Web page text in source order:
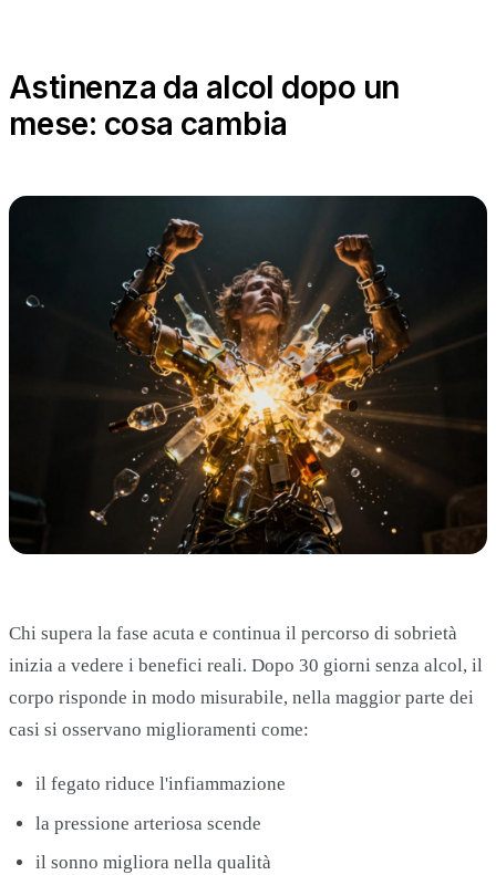
Astinenza da alcol dopo un
mese: cosa cambia
Chi supera la fase acuta e continua il percorso di sobrietà
inizia a vedere i benefici reali. Dopo 30 giorni senza alcol, il
corpo risponde in modo misurabile, nella maggior parte dei
casi si osservano miglioramenti come:
il fegato riduce l'infiammazione
la pressione arteriosa scende
il sonno migliora nella qualità